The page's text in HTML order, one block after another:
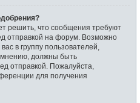
решить, что сообщения требуют
отправкой на форум. Возможно
в группу пользователей,
мнению, должны быть
отправкой. Пожалуйста,
для получения